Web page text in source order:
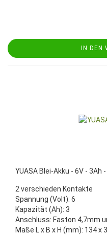
IN DEN
YUASA Blei-Akku - 6V - 3Ah
2 verschieden Kontakte
Spannung (Volt): 6
Kapazität (Ah): 3
Anschluss: Faston 4,7mm
Maße L x B x H (mm): 134 x